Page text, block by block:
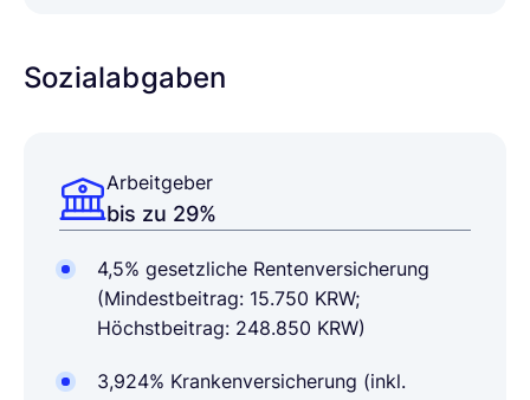
Sozialabgaben
Arbeitgeber
bis zu 29%
4,5% gesetzliche Rentenversicherung
(Mindestbeitrag: 15.750 KRW;
Höchstbeitrag: 248.850 KRW)
3,924% Krankenversicherung (inkl.